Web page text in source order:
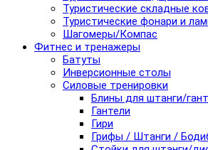
Туристические складные
Туристические фонари и
Шагомеры/Компас
Фитнес и тренажеры
Батуты
Инверсионные столы
Силовые тренировки
Блины для штанги/
Гантели
Гири
Грифы / Штанги /